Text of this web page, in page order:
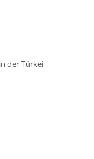
der Türkei